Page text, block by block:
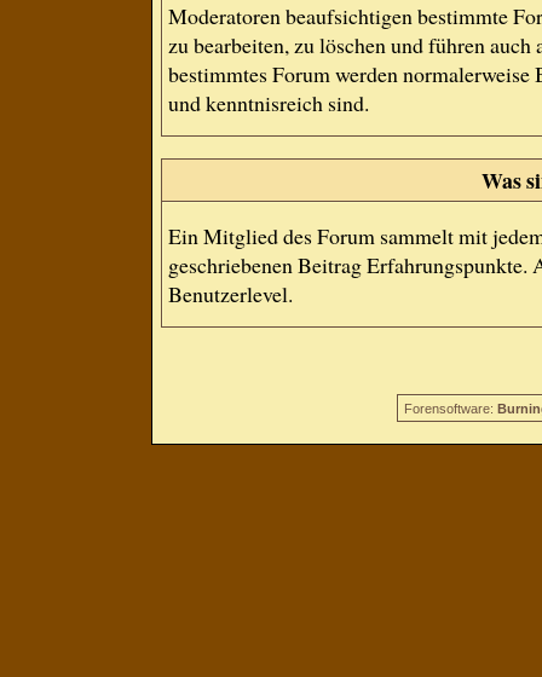
Moderatoren beaufsichtigen bestimmte
zu bearbeiten, zu löschen und führen
bestimmtes Forum werden
und kenntnisreich sind.
Was
Ein Mitglied des Forum sammelt mit
geschriebenen Beitrag Erfahrungspunkte.
Benutzerlevel.
Forensoftware: